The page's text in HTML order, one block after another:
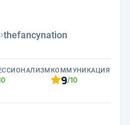
›thefancynation
КОММУНИКАЦИЯ
9/10